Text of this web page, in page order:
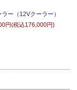
ー（12Vクーラー）
円(税込176,000円)